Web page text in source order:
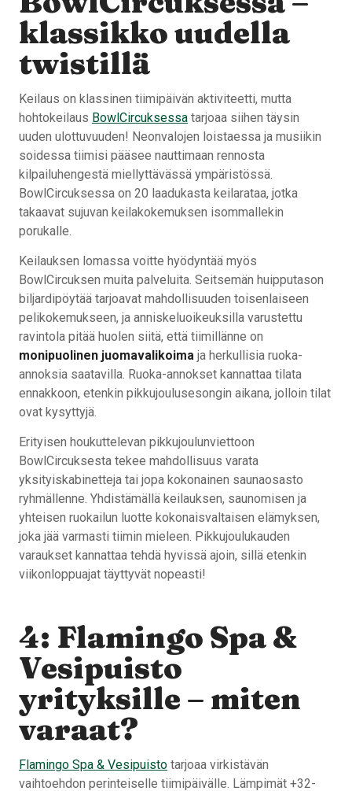
klassikko uudella
twistillä
Keilaus on klassinen tiimipäivän aktiviteetti, mutta
hohtokeilaus BowlCircuksessa tarjoaa siihen täysin
uuden ulottuvuuden! Neonvalojen loistaessa ja musiikin
soidessa tiimisi pääsee nauttimaan rennosta
kilpailuhengestä miellyttävässä ympäristössä.
BowlCircuksessa on 20 laadukasta keilarataa, jotka
takaavat sujuvan keilakokemuksen isommallekin
porukalle.
Keilauksen lomassa voitte hyödyntää myös
BowlCircuksen muita palveluita. Seitsemän huipputason
biljardipöytää tarjoavat mahdollisuuden toisenlaiseen
pelikokemukseen, ja anniskeluoikeuksilla varustettu
ravintola pitää huolen siitä, että tiimillänne on
monipuolinen juomavalikoima ja herkullisia ruoka-
annoksia saatavilla. Ruoka-annokset kannattaa tilata
ennakkoon, etenkin pikkujoulusesongin aikana, jolloin tilat
ovat kysyttyjä.
Erityisen houkuttelevan pikkujoulunviettoon
BowlCircuksesta tekee mahdollisuus varata
yksityiskabinetteja tai jopa kokonainen saunaosasto
ryhmällenne. Yhdistämällä keilauksen, saunomisen ja
yhteisen ruokailun luotte kokonaisvaltaisen elämyksen,
joka jää varmasti tiimin mieleen. Pikkujoulukauden
varaukset kannattaa tehdä hyvissä ajoin, sillä etenkin
viikonloppuajat täyttyvät nopeasti!
4: Flamingo Spa &
Vesipuisto
yrityksille – miten
varaat?
Flamingo Spa & Vesipuisto tarjoaa virkistävän
vaihtoehdon perinteiselle tiimipäivälle. Lämpimät +32-